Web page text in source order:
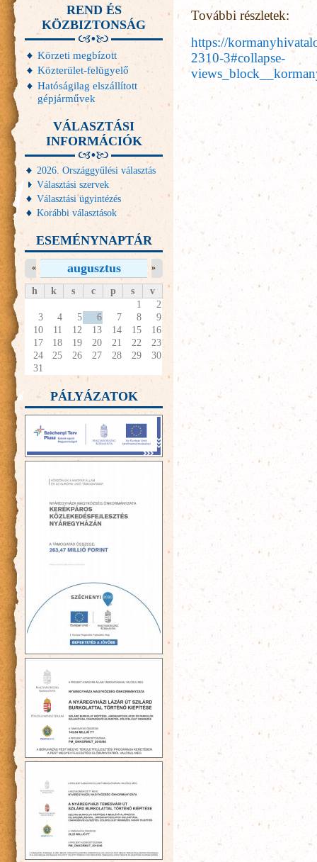
További részletek:
https://
2310-3#collapse-
REND ÉS
KÖZBIZTONSÁG
Körzeti megbízott
Közterület-felügyelő
Hatóságilag elszállított
gépjárművek
VÁLASZTÁSI
INFORMÁCIÓK
2026. Országgyűlési választás
Választási szervek
Választási ügyintézés
Korábbi választások
ESEMÉNYNAPTÁR
augusztus
« »
h k s c p s
v
1
2
3
4 5 6 7 8
9
10
11 12 13 14 15
16
17
18 19 20 21 22
23
24
25 26 27 28 29
30
31
PÁLYÁZATOK